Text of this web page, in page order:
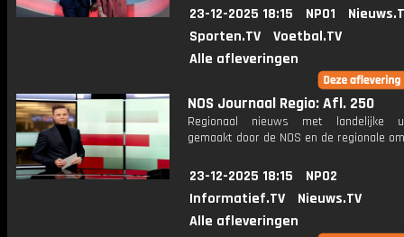
23-12-2025 18:15 NPO1
Sporten.TV
Voetbal.TV
Alle afleveringen
NOS Journaal Regio: Afl. 250
Regionaal nieuws met landelijke
gemaakt door de NOS en de regionale
23-12-2025 18:15
NPO2
Informatief.TV
Nieuws.TV
Alle afleveringen